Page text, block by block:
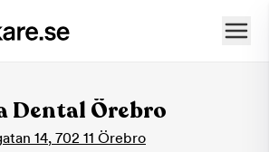
Dental Örebro
14, 702 11 Örebro